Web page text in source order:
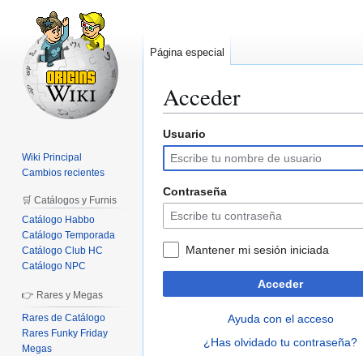
Acceder
Ir
la
navegación
Ir
la
búsqueda
Usuario
Contraseña
Mantener mi sesión iniciada
Acceder
Ayuda con el acceso
¿Has olvidado tu contraseña?
Página especial
Wiki Principal
Cambios recientes
🛒 Catálogos y Furnis
Catálogo Habbo
Catálogo Temporada
Catálogo Club HC
Catálogo NPC
👉 Rares y Megas
Rares de Catálogo
Rares Funky Friday
Megas